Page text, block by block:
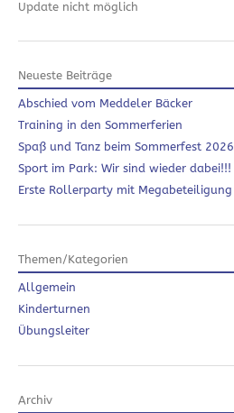
Update nicht möglich
Neueste Beiträge
Abschied vom Meddeler Bäcker
Training in den Sommerferien
Spaß und Tanz beim Sommerfest 2026
Sport im Park: Wir sind wieder dabei!!!
Erste Rollerparty mit Megabeteiligung
Themen/Kategorien
Allgemein
Kinderturnen
Übungsleiter
Archiv